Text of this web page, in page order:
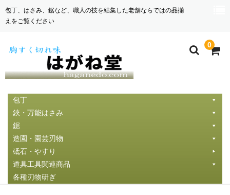
包丁、はさみ、鋸など、職人の技を結集した老舗ならではの品揃
えをご覧ください
0
包丁
鋏・万能はさみ
鋸
造園・園芸刃物
砥石・やすり
道具工具関連商品
各種刃物研ぎ